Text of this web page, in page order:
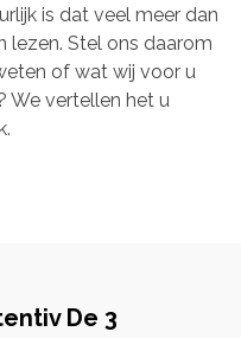
is dat veel meer dan
lezen. Stel ons daarom
of wat wij voor u
We vertellen het u
De 3